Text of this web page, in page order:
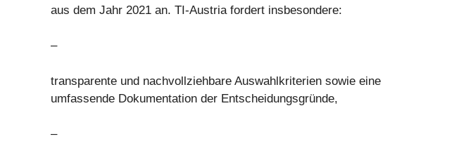
aus dem Jahr 2021 an. TI-Austria fordert insbesondere:
–
transparente und nachvollziehbare Auswahlkriterien sowie eine
umfassende Dokumentation der Entscheidungsgründe,
–